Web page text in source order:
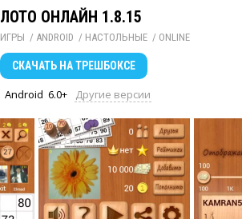
ЛОТО ОНЛАЙН 1.8.15
ИГРЫ / ANDROID / НАСТОЛЬНЫЕ / ONLINE
СКАЧАТЬ НА ТРЕШБОКСЕ
Android 6.0+ Другие версии